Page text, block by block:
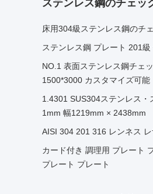
ステンレス鋼のチェッ
床用304級ステンレス鋼のチ
ステンレス鋼 プレート 201
NO.1 表面ステンレス鋼チェ
1500*3000 カスタマイズ可能
1.4301 SUS304ステンレス・
1mm 幅1219mm × 2438mm
AISI 304 201 316 レンネス
カード付き 調理用 プレート
プレート プレート